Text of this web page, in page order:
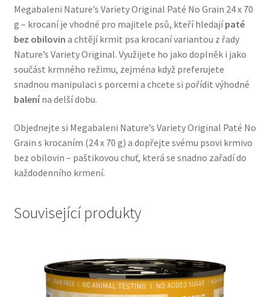
Megabaleni Nature’s Variety Original Paté No Grain 24 x 70
g – krocaní je vhodné pro majitele psů, kteří hledajípaté
bez obilovin a chtějí krmit psa krocaní variantou z řady
Nature’s Variety Original. Využijete ho jako doplněk i jako
součást krmného režimu, zejména když preferujete
snadnou manipulaci s porcemi a chcete si pořídit výhodné
balenína delší dobu.
Objednejte si Megabaleni Nature’s Variety Original Paté No
Grain s krocaním (24 x 70 g) a dopřejte svému psovi krmivo
bez obilovin – paštikovou chuť, která se snadno zařadí do
každodenního krmení.
Související produkty